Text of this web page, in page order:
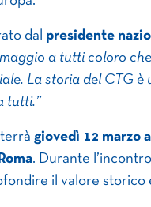
dal presidente
a tutti coloro
La storia del CTG
tutti.”
giovedì 12 marzo
. Durante
il valore storico